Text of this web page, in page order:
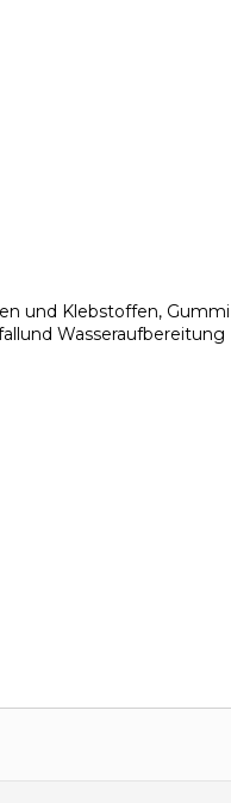
und Klebstoffen,
Wasseraufbereitung